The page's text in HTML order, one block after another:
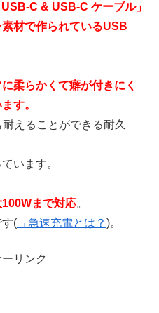
C & USB-C ケーブル」
材で作られているUSB
柔らかくて癖が付きにく
す。
えることができる耐久
います。
まで対応。
(→急速充電とは？ )。
リンク